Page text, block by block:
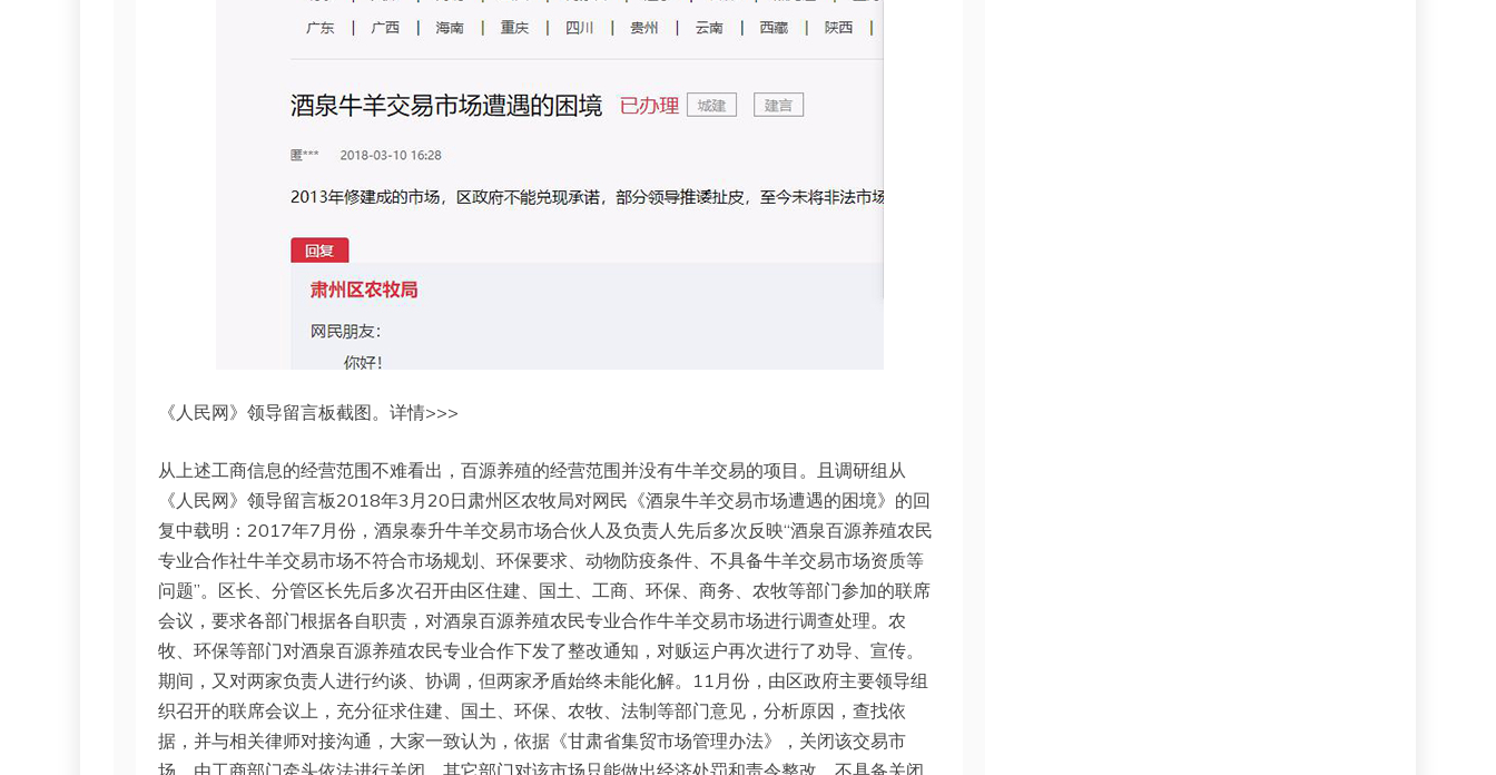
《人民网》领导留言板截图。详情>>>
从上述工商信息的经营范围不难看出，百源养殖的经营范围并没有牛羊交易的项目。且调研组从
《人民网》领导留言板2018年3月20日肃州区农牧局对网民《酒泉牛羊交易市场遭遇的困境》的回
复中载明：2017年7月份，酒泉泰升牛羊交易市场合伙人及负责人先后多次反映“酒泉百源养殖农民
专业合作社牛羊交易市场不符合市场规划、环保要求、动物防疫条件、不具备牛羊交易市场资质等
问题”。区长、分管区长先后多次召开由区住建、国土、工商、环保、商务、农牧等部门参加的联席
会议，要求各部门根据各自职责，对酒泉百源养殖农民专业合作牛羊交易市场进行调查处理。农
牧、环保等部门对酒泉百源养殖农民专业合作下发了整改通知，对贩运户再次进行了劝导、宣传。
期间，又对两家负责人进行约谈、协调，但两家矛盾始终未能化解。11月份，由区政府主要领导组
织召开的联席会议上，充分征求住建、国土、环保、农牧、法制等部门意见，分析原因，查找依
据，并与相关律师对接沟通，大家一致认为，依据《甘肃省集贸市场管理办法》，关闭该交易市
场，由工商部门牵头依法进行关闭，其它部门对该市场只能做出经济处罚和责令整改，不具备关闭